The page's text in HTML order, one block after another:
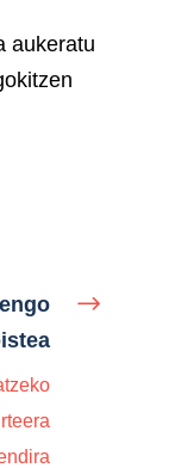
aukeratu